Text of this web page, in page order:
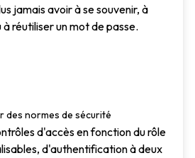
jamais avoir à se souvenir, à
réutiliser un mot de passe.
des normes de sécurité
d'accès en fonction du rôle
d'authentification à deux